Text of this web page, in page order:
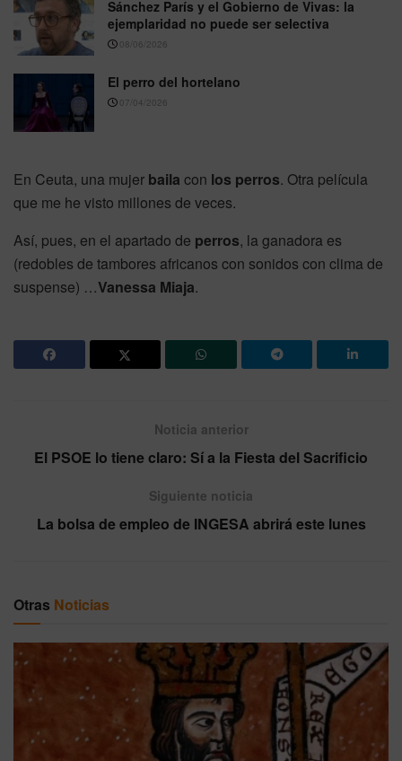
Sánchez París y el Gobierno de Vivas: la
ejemplaridad no puede ser selectiva
08/06/2026
El perro del hortelano
07/04/2026
En Ceuta, una mujer baila con los perros. Otra película
que me he visto millones de veces.
Así, pues, en el apartado de perros, la ganadora es
(redobles de tambores africanos con sonidos con clima de
suspense) …Vanessa Miaja.
Noticia anterior
El PSOE lo tiene claro: Sí a la Fiesta del Sacrificio
Siguiente noticia
La bolsa de empleo de INGESA abrirá este lunes
Otras Noticias